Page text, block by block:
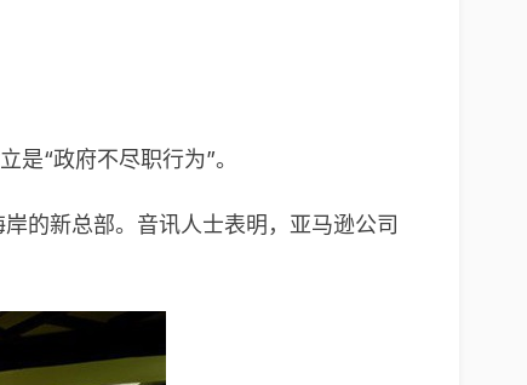
是“政府不尽职行为”。
的新总部。音讯人士表明，亚马逊公司